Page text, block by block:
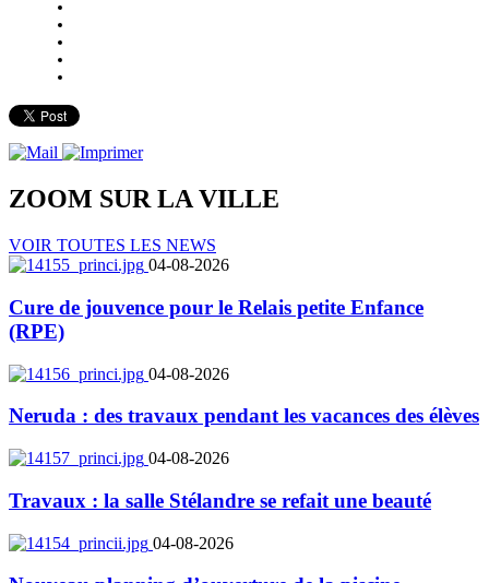
ZOOM SUR LAVILLE
VOIR TOUTES LES NEWS
04-08-2026
Cure de jouvence pour le Relais petite Enfance
(RPE)
04-08-2026
Neruda : des travaux pendant les vacances des élèves
04-08-2026
Travaux : la salle Stélandre se refait une beauté
04-08-2026